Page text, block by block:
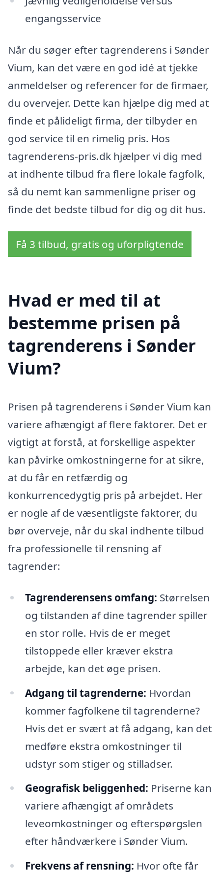
engangsservice
Når du søger efter tagrenderens i Sønder
Vium, kan det være en god idé at tjekke
anmeldelser og referencer for de firmaer,
du overvejer. Dette kan hjælpe dig med at
finde et pålideligt firma, der tilbyder en
god service til en rimelig pris. Hos
tagrenderens-pris.dk hjælper vi dig med
at indhente tilbud fra flere lokale fagfolk,
så du nemt kan sammenligne priser og
finde det bedste tilbud for dig og dit hus.
Få 3 tilbud, gratis og uforpligtende
Hvad er med til at
bestemme prisen på
tagrenderens i Sønder
Vium?
Prisen på tagrenderens i Sønder Vium kan
variere afhængigt af flere faktorer. Det er
vigtigt at forstå, at forskellige aspekter
kan påvirke omkostningerne for at sikre,
at du får en retfærdig og
konkurrencedygtig pris på arbejdet. Her
er nogle af de væsentligste faktorer, du
bør overveje, når du skal indhente tilbud
fra professionelle til rensning af
tagrender:
Tagrenderensens omfang: Størrelsen
og tilstanden af dine tagrender spiller
en stor rolle. Hvis de er meget
tilstoppede eller kræver ekstra
arbejde, kan det øge prisen.
Adgang til tagrenderne: Hvordan
kommer fagfolkene til tagrenderne?
Hvis det er svært at få adgang, kan det
medføre ekstra omkostninger til
udstyr som stiger og stilladser.
Geografisk beliggenhed: Priserne kan
variere afhængigt af områdets
leveomkostninger og efterspørgslen
efter håndværkere i Sønder Vium.
Frekvens af rensning: Hvor ofte får